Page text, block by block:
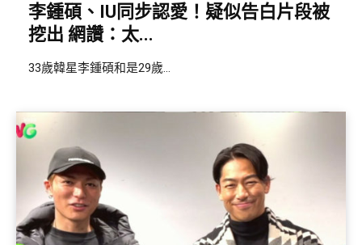
李鍾碩、IU同步認愛！疑似告白片段被
挖出 網讚：太...
33歲韓星李鍾碩和是29歲...